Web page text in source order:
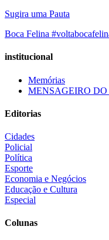
Sugira uma Pauta
Boca Felina
institucional
Memórias
MENSAGEIRO DO
Editorias
Cidades
Policial
Política
Esporte
Economia e Negócios
Educação e Cultura
Especial
Colunas